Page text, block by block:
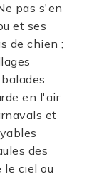
pas s'en
et ses
de chien ;
en l'air
et
des
le ciel ou